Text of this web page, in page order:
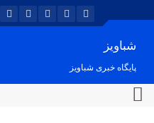
شباویز
پایگاه خبری شباویز